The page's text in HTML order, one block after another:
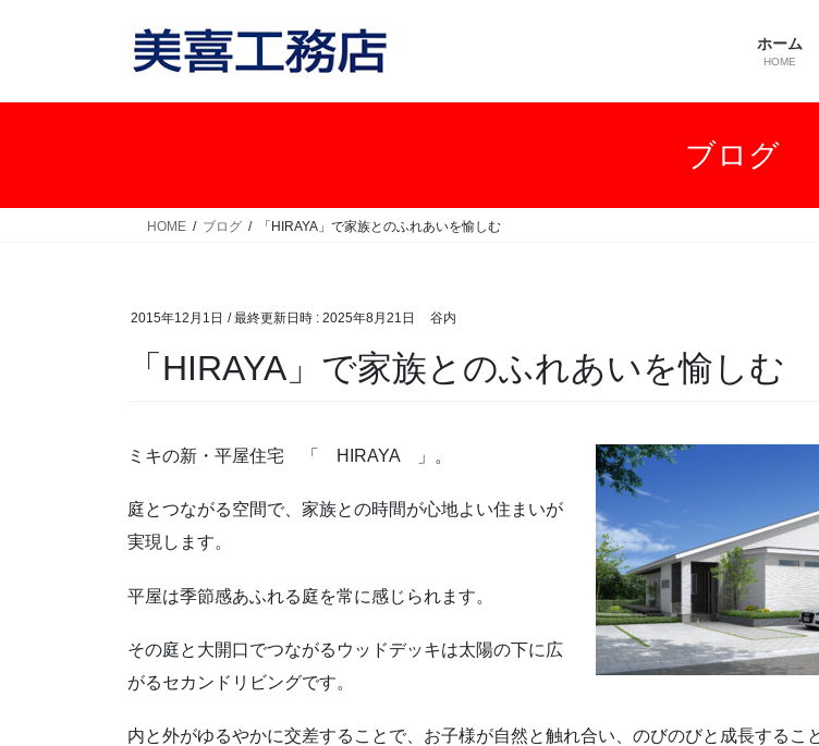
ホーム
HOME
ブログ
HOME ブログ 「HIRAYA」で家族とのふれあいを愉しむ
2015年12月1日 / 最終更新日時 : 2025年8月21日 谷内
「HIRAYA」で家族とのふれあいを愉しむ
ミキの新・平屋住宅 「 HIRAYA 」。
庭とつながる空間で、家族との時間が心地よい住まいが
実現します。
平屋は季節感あふれる庭を常に感じられます。
その庭と大開口でつながるウッドデッキは太陽の下に広
がるセカンドリビングです。
内と外がゆるやかに交差することで、お子様が自然と触れ合い、のびのびと成長するこ